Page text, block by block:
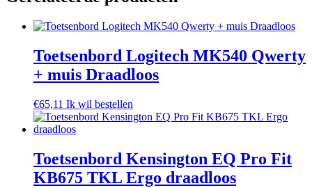
Toetsenbord Logitech MK540 Qwerty
+ muis Draadloos
€65,11 Ik wil bestellen
Toetsenbord Kensington EQ Pro Fit
KB675 TKL Ergo draadloos